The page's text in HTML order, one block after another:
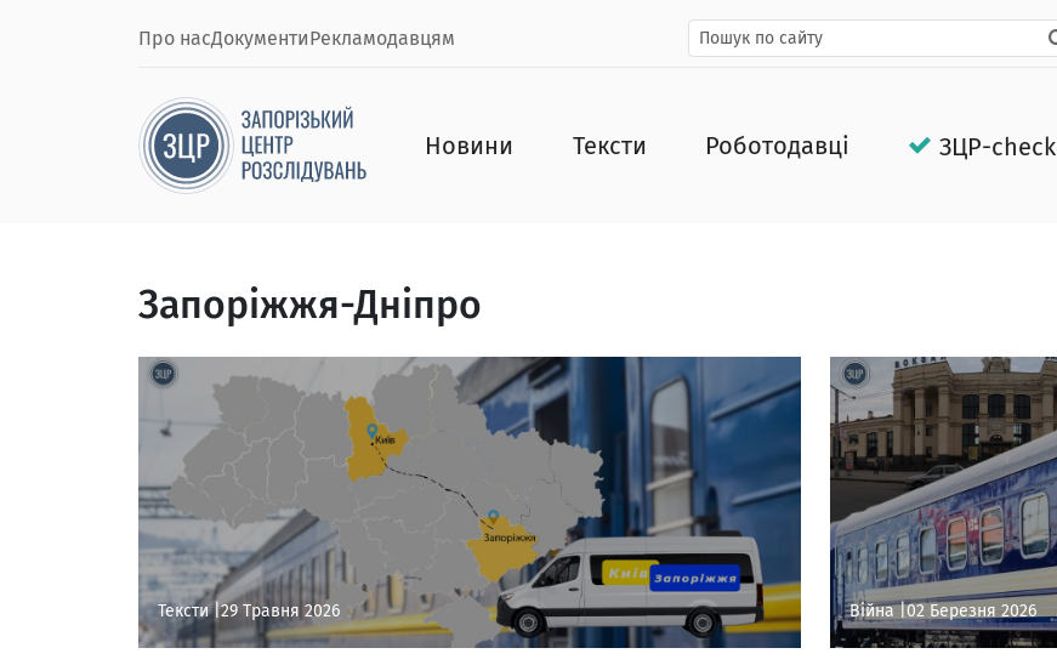
Про насДокументиРекламодавцям
Новини Тексти Роботодавці ЗЦР-check
Запоріжжя-Дніпро
Тексти |29 Травня 2026 Війна |02 Березня 2026